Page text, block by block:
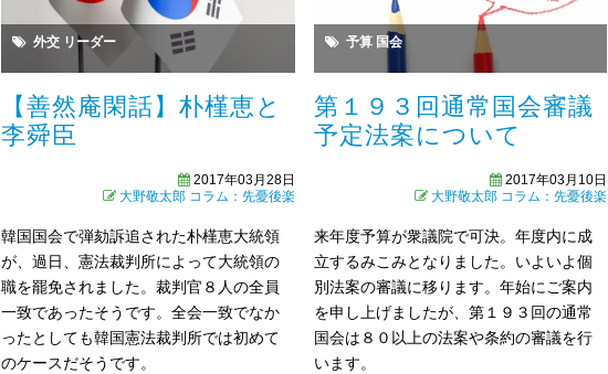
外交 リーダー
【善然庵閑話】朴槿恵と
李舜臣
2017年03月28日
大野敬太郎 コラム：先憂後楽
韓国国会で弾劾訴追された朴槿恵大統領
が、過日、憲法裁判所によって大統領の
職を罷免されました。裁判官８人の全員
一致であったそうです。全会一致でなか
ったとしても韓国憲法裁判所では初めて
のケースだそうです。
予算 国会
第１９３回通常国会審議
予定法案について
2017年03月10日
大野敬太郎 コラム：先憂後楽
来年度予算が衆議院で可決。年度内に成
立するみこみとなりました。いよいよ個
別法案の審議に移ります。年始にご案内
を申し上げましたが、第１９３回の通常
国会は８０以上の法案や条約の審議を行
います。